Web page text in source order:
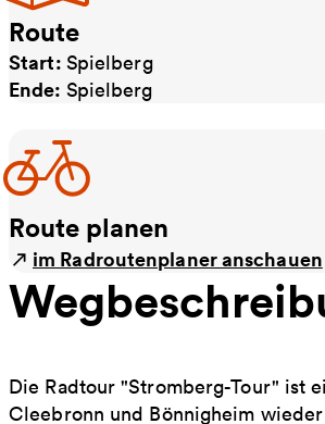
Route
Start: Spielberg
Ende: Spielberg
Route planen
im Radroutenplaner anschauen
Die Radtour "Stromberg-Tour" ist
Cleebronn und Bönnigheim